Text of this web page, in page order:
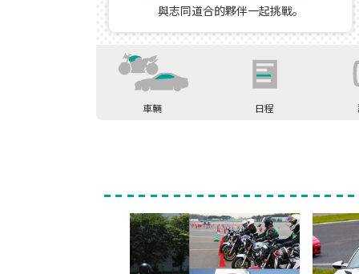
與志同道合的夥伴一起挑戰。
車輛
親子共騎摩托車同樂會
駕駛汽車吧
日程
親子共騎摩托車同樂會
駕駛汽車吧